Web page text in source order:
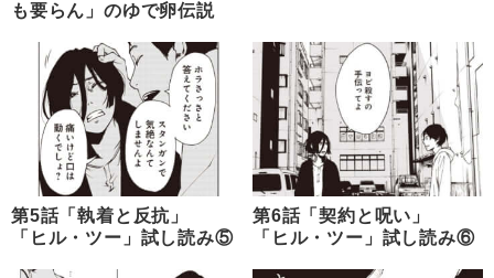
も要らん」のゆで卵伝説
第5話「執着と反抗」
「ヒル・ツー」試し読み⑤
第6話「契約と呪い」
「ヒル・ツー」試し読み⑥